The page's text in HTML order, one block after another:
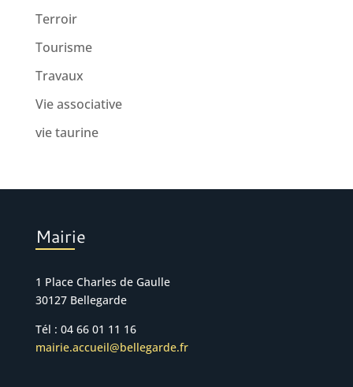
Terroir
Tourisme
Travaux
Vie associative
vie taurine
Mairie
1 Place Charles de Gaulle
30127 Bellegarde
Tél : 04 66 01 11 16
mairie.accueil@bellegarde.fr